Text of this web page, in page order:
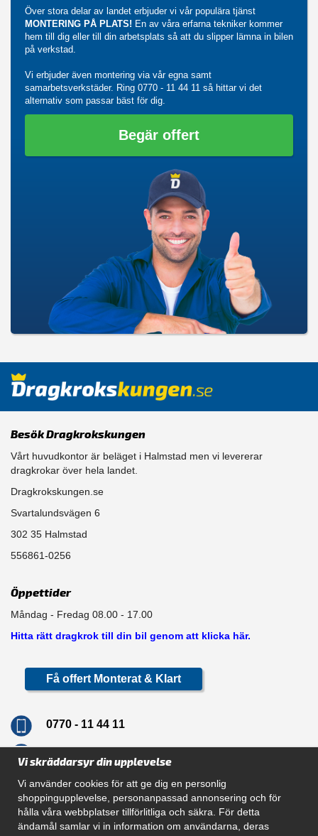
Över stora delar av landet erbjuder vi vår populära tjänst
MONTERING PÅ PLATS! En av våra erfarna tekniker kommer
hem till dig eller till din arbetsplats så att du slipper lämna in bilen
på verkstad.
Vi erbjuder även montering via vår egna samt
samarbetsverkstäder. Ring 0770 - 11 44 11 så hittar vi det
alternativ som passar bäst för dig.
Begär offert
Besök Dragkrokskungen
Vårt huvudkontor är beläget i Halmstad men vi levererar
dragkrokar över hela landet.
Dragkrokskungen.se
Svartalundsvägen 6
302 35 Halmstad
556861-0256
Öppettider
Måndag - Fredag 08.00 - 17.00
Hitta rätt dragkrok till din bil genom att klicka här.
Få offert Monterat & Klart
0770 - 11 44 11
Navigation
Vi skräddarsyr din upplevelse
Vi använder cookies för att ge dig en personlig
shoppingupplevelse, personanpassad annonsering och för
hålla våra webbplatser tillförlitliga och säkra. För detta
ändamål samlar vi in information om användarna, deras